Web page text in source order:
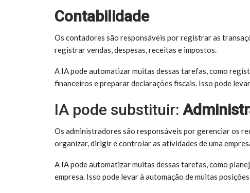
Contabilidade
Os contadores são responsáveis por registrar as
registrar vendas, despesas, receitas e impostos.
A IA pode automatizar muitas dessas tarefas, como
financeiros e preparar declarações fiscais. Isso pode
IA pode substituir:
Os administradores são responsáveis por gerenciar os
organizar, dirigir e controlar as atividades de uma
A IA pode automatizar muitas dessas tarefas, como
empresa. Isso pode levar à automação de muitas